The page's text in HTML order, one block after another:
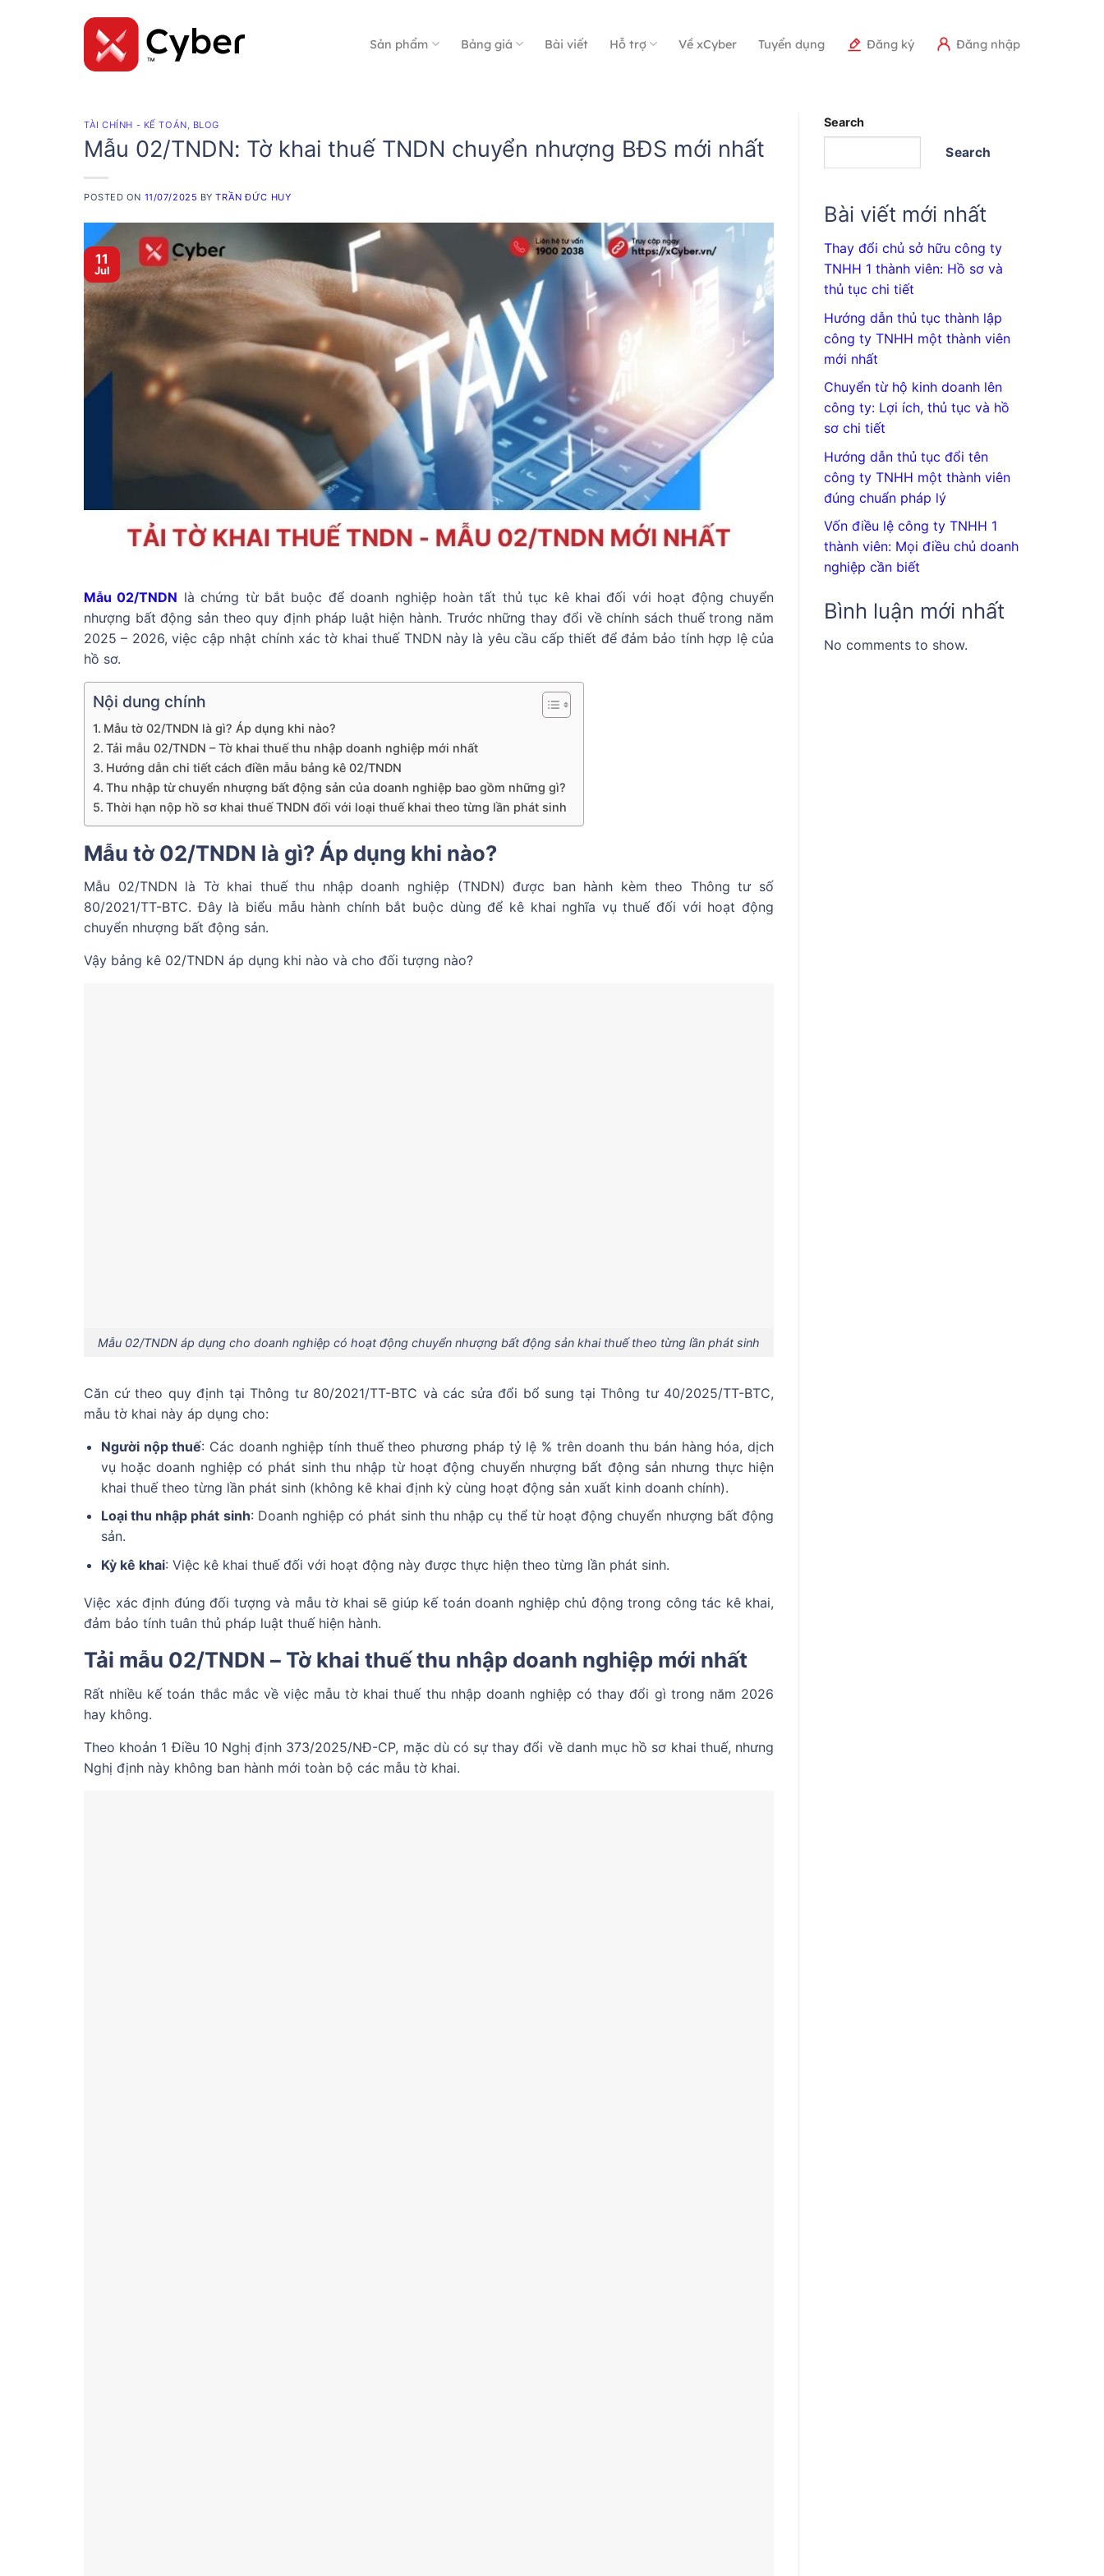
Sản phẩm Bảng giá Bài viết Hỗ trợ Về xCyber Tuyển dụng Đăng ký Đăng nhập
TÀI CHÍNH - KẾ TOÁN, BLOG
Mẫu 02/TNDN: Tờ khai thuế TNDN chuyển nhượng BĐS mới nhất
POSTED ON 11/07/2025 BYTRẦN ĐỨC HUY
11
Jul
Mẫu 02/TNDN là chứng từ bắt buộc để doanh nghiệp hoàn tất thủ tục kê khai đối với hoạt động chuyển
nhượng bất động sản theo quy định pháp luật hiện hành. Trước những thay đổi về chính sách thuế trong năm
2025 – 2026, việc cập nhật chính xác tờ khai thuế TNDN này là yêu cầu cấp thiết để đảm bảo tính hợp lệ của
hồ sơ.
Nội dung chính
Mẫu tờ 02/TNDN là gì? Áp dụng khi nào?
Tải mẫu 02/TNDN – Tờ khai thuế thu nhập doanh nghiệp mới nhất
Hướng dẫn chi tiết cách điền mẫu bảng kê 02/TNDN
Thu nhập từ chuyển nhượng bất động sản của doanh nghiệp bao gồm những gì?
Thời hạn nộp hồ sơ khai thuế TNDN đối với loại thuế khai theo từng lần phát sinh
Mẫu tờ 02/TNDN là gì? Áp dụng khi nào?
Mẫu 02/TNDN là Tờ khai thuế thu nhập doanh nghiệp (TNDN) được ban hành kèm theo Thông tư số
80/2021/TT-BTC. Đây là biểu mẫu hành chính bắt buộc dùng để kê khai nghĩa vụ thuế đối với hoạt động
chuyển nhượng bất động sản.
Vậy bảng kê 02/TNDN áp dụng khi nào và cho đối tượng nào?
Mẫu 02/TNDN áp dụng cho doanh nghiệp có hoạt động chuyển nhượng bất động sản khai thuế theo từng lần phát sinh
Căn cứ theo quy định tại Thông tư 80/2021/TT-BTC và các sửa đổi bổ sung tại Thông tư 40/2025/TT-BTC,
mẫu tờ khai này áp dụng cho:
Người nộp thuế: Các doanh nghiệp tính thuế theo phương pháp tỷ lệ % trên doanh thu bán hàng hóa, dịch
vụ hoặc doanh nghiệp có phát sinh thu nhập từ hoạt động chuyển nhượng bất động sản nhưng thực hiện
khai thuế theo từng lần phát sinh (không kê khai định kỳ cùng hoạt động sản xuất kinh doanh chính).
Loại thu nhập phát sinh: Doanh nghiệp có phát sinh thu nhập cụ thể từ hoạt động chuyển nhượng bất động
sản.
Kỳ kê khai: Việc kê khai thuế đối với hoạt động này được thực hiện theo từng lần phát sinh.
Việc xác định đúng đối tượng và mẫu tờ khai sẽ giúp kế toán doanh nghiệp chủ động trong công tác kê khai,
đảm bảo tính tuân thủ pháp luật thuế hiện hành.
Tải mẫu 02/TNDN – Tờ khai thuế thu nhập doanh nghiệp mới nhất
Rất nhiều kế toán thắc mắc về việc mẫu tờ khai thuế thu nhập doanh nghiệp có thay đổi gì trong năm 2026
hay không.
Theo khoản 1 Điều 10 Nghị định 373/2025/NĐ-CP, mặc dù có sự thay đổi về danh mục hồ sơ khai thuế, nhưng
Nghị định này không ban hành mới toàn bộ các mẫu tờ khai.
Search
Search
Bài viết mới nhất
Thay đổi chủ sở hữu công ty
TNHH 1 thành viên: Hồ sơ và
thủ tục chi tiết
Hướng dẫn thủ tục thành lập
công ty TNHH một thành viên
mới nhất
Chuyển từ hộ kinh doanh lên
công ty: Lợi ích, thủ tục và hồ
sơ chi tiết
Hướng dẫn thủ tục đổi tên
công ty TNHH một thành viên
đúng chuẩn pháp lý
Vốn điều lệ công ty TNHH 1
thành viên: Mọi điều chủ doanh
nghiệp cần biết
Bình luận mới nhất
No comments to show.